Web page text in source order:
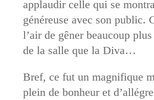
applaudir celle qui se
généreuse avec son public.
l’air de gêner beaucoup
de la salle que la Diva…
Bref, ce fut un magnifique
plein de bonheur et